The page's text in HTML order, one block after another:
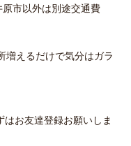
市以外は別途交通費
えるだけで気分はガラ
はお友達登録お願いしま